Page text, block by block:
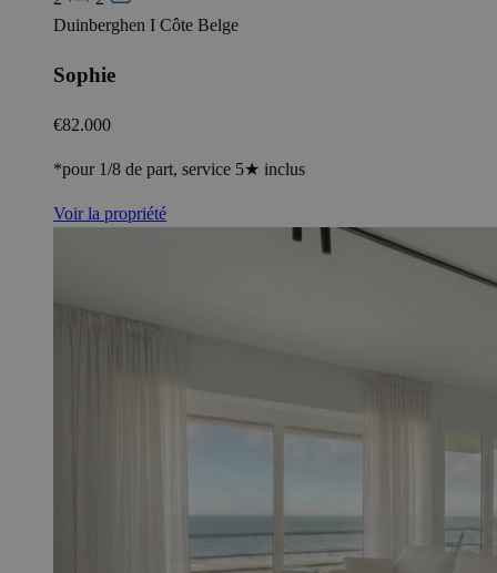
Duinberghen I Côte Belge
Sophie
€82.000
*pour 1/8 de part, service 5★ inclus
Voir la propriété